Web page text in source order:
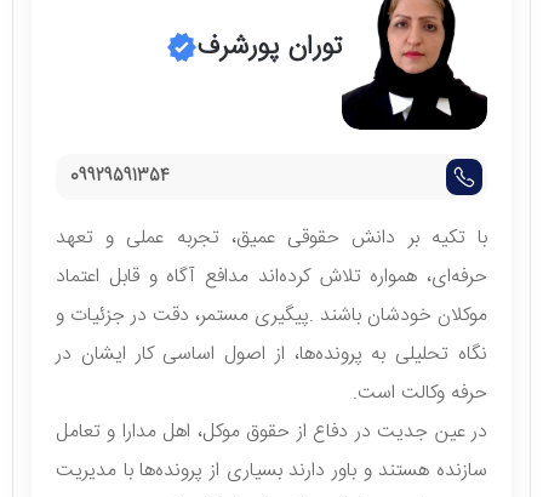
توران پورشرف
09929591354
با تکیه بر دانش حقوقی عمیق، تجربه عملی و تعهد
حرفه‌ای، همواره تلاش کرده‌اند مدافع آگاه و قابل اعتماد
موکلان خودشان باشند .پیگیری مستمر، دقت در جزئیات و
نگاه تحلیلی به پرونده‌ها، از اصول اساسی کار ایشان در
حرفه وکالت است.
در عین جدیت در دفاع از حقوق موکل، اهل مدارا و تعامل
سازنده هستند و باور دارند بسیاری از پرونده‌ها با مدیریت